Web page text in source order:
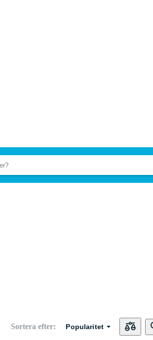
Sortera efter: Popularitet